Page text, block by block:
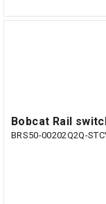
Bobcat Rail
BRS50-00202Q2Q-